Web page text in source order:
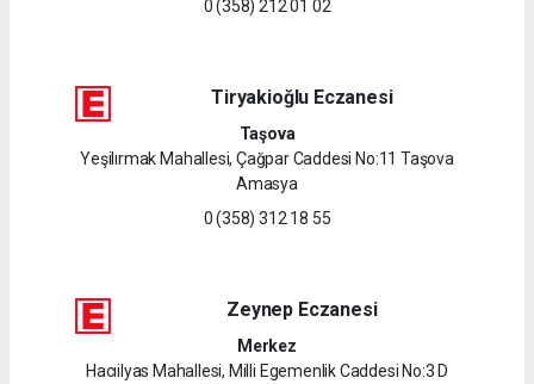
0 (358) 212 01 02
Tiryakioğlu Eczanesi
Taşova
Yeşilırmak Mahallesi, Çağpar Caddesi No:11 Taşova
Amasya
0 (358) 312 18 55
Zeynep Eczanesi
Merkez
Hacıilyas Mahallesi, Milli Egemenlik Caddesi No:3 D